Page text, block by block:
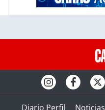
Diario Perfil Noticias